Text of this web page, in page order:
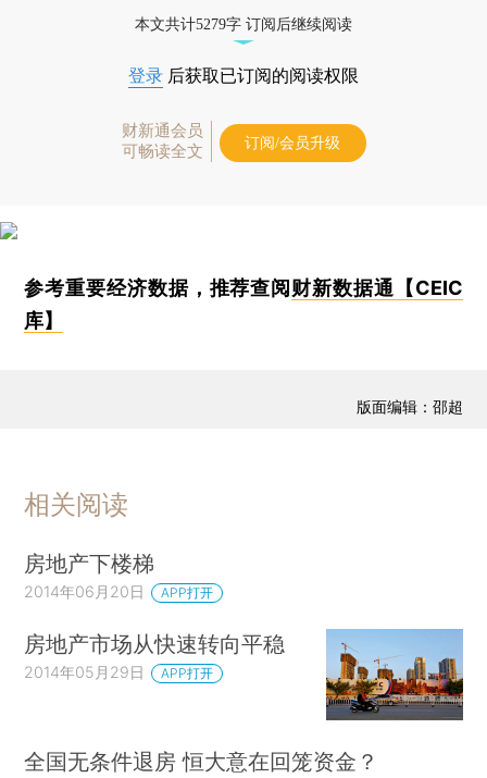
本文共计5279字 订阅后继续阅读
登录 后获取已订阅的阅读权限
财新通会员
可畅读全文
订阅/会员升级
参考重要经济数据，推荐查阅 财新数据通【CEIC
库】
版面编辑：邵超
相关阅读
房地产下楼梯
2014年06月20日 APP打开
房地产市场从快速转向平稳
2014年05月29日 APP打开
全国无条件退房 恒大意在回笼资金？